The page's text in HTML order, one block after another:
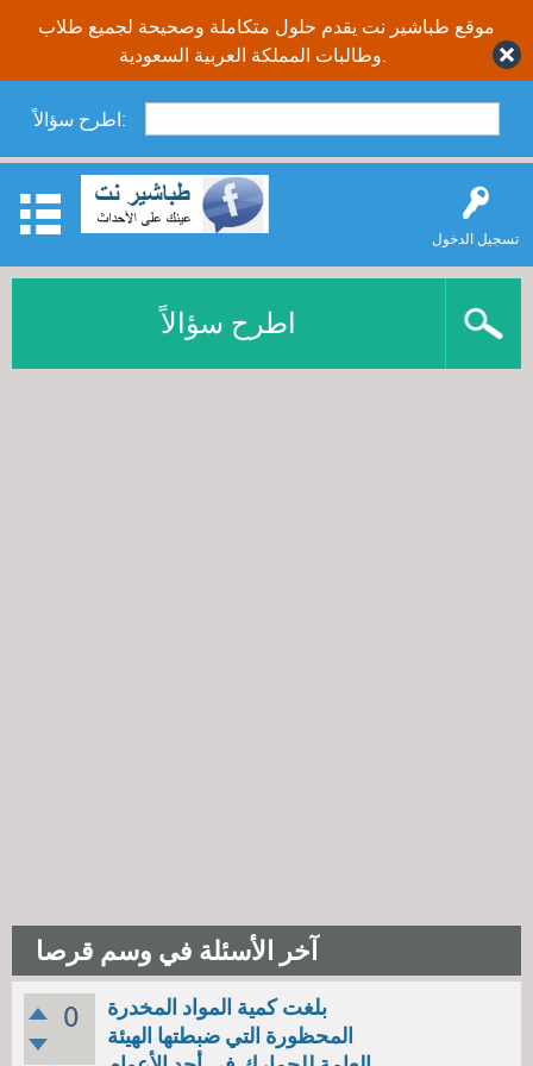
موقع طباشير نت يقدم حلول متكاملة وصحيحة لجميع طلاب
اطرح سؤالاً:
تسجيل الدخول
اطرح سؤالاً
آخر الأسئلة في وسم قرصا
0
بلغت كمية المواد المخدرة
المحظورة التي ضبطتها الهيئة